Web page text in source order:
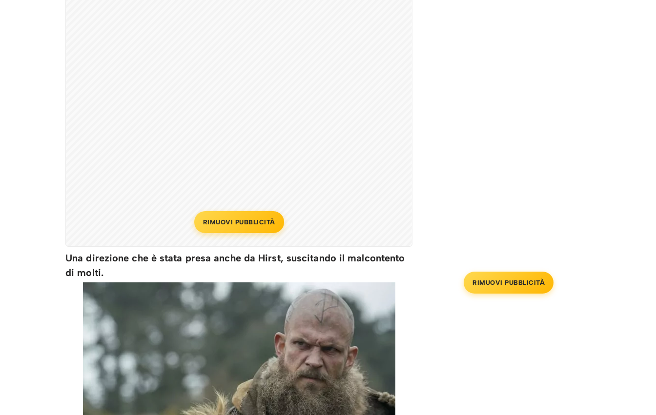
RIMUOVI PUBBLICITÀ
Una direzione che è stata presa anche da Hirst, suscitando il malcontento
di molti.
RIMUOVI PUBBLICITÀ